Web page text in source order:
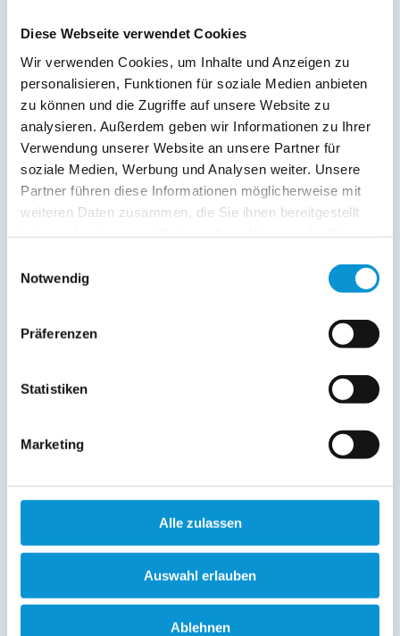
Diese Webseite verwendet Cookies
Wir verwenden Cookies, um Inhalte und Anzeigen zu
personalisieren, Funktionen für soziale Medien anbieten
zu können und die Zugriffe auf unsere Website zu
analysieren. Außerdem geben wir Informationen zu Ihrer
Verwendung unserer Website an unsere Partner für
soziale Medien, Werbung und Analysen weiter. Unsere
Partner führen diese Informationen möglicherweise mit
weiteren Daten zusammen, die Sie ihnen bereitgestellt
Notwendig
Präferenzen
Statistiken
Marketing
Alle zulassen
Auswahl erlauben
Ablehnen
Kopie der Nachricht per Mail zusenden
Reiseversicherungs­informationen anfordern
Ich habe dieDatenschutzhinweisegelesen und bin
*
Ostsee-Ferienwohnungen.de erhebt, verarbeitet und
(Buchungsanfrage/Informationsanfrage). Sie können
gespeicherten Daten erhalten sowie die Berichtigung,
Löschung bzw. Sperrung Ihrer Daten verlangen. Die
Löschung bzw. Sperrung Ihrer Daten vor Abschluss der
entgegenstehen. Die vorgenannten Rechte können Sie
gegenüber Ostsee-Ferienwohnungen.de unentgeltlich
Kontaktmöglichkeiten geltend machen, außerdem steht
*